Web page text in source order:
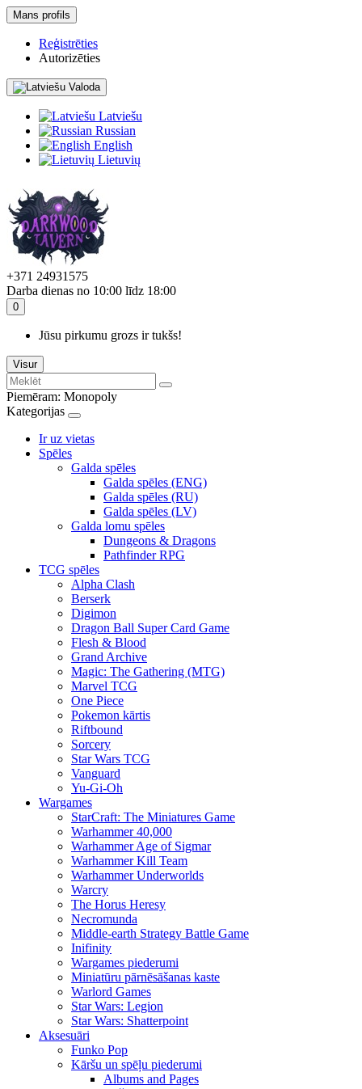
Mans profils
Reģistrēties
Autorizēties
Valoda
Latviešu
Russian
English
Lietuvių
+371 24931575
Darba dienas no 10:00 līdz 18:00
0
Jūsu pirkumu grozs ir tukšs!
Visur
Piemēram: Monopoly
Kategorijas
Ir uz vietas
Spēles
Galda spēles
Galda spēles (ENG)
Galda spēles (RU)
Galda spēles (LV)
Galda lomu spēles
Dungeons & Dragons
Pathfinder RPG
TCG spēles
Alpha Clash
Berserk
Digimon
Dragon Ball Super Card Game
Flesh & Blood
Grand Archive
Magic: The Gathering (MTG)
Marvel TCG
One Piece
Pokemon kārtis
Riftbound
Sorcery
Star Wars TCG
Vanguard
Yu-Gi-Oh
Wargames
StarCraft: The Miniatures Game
Warhammer 40,000
Warhammer Age of Sigmar
Warhammer Kill Team
Warhammer Underworlds
Warcry
The Horus Heresy
Necromunda
Middle-earth Strategy Battle Game
Inifinity
Wargames piederumi
Miniatūru pārnēsāšanas kaste
Warlord Games
Star Wars: Legion
Star Wars: Shatterpoint
Aksesuāri
Funko Pop
Kāršu un spēļu piederumi
Albums and Pages